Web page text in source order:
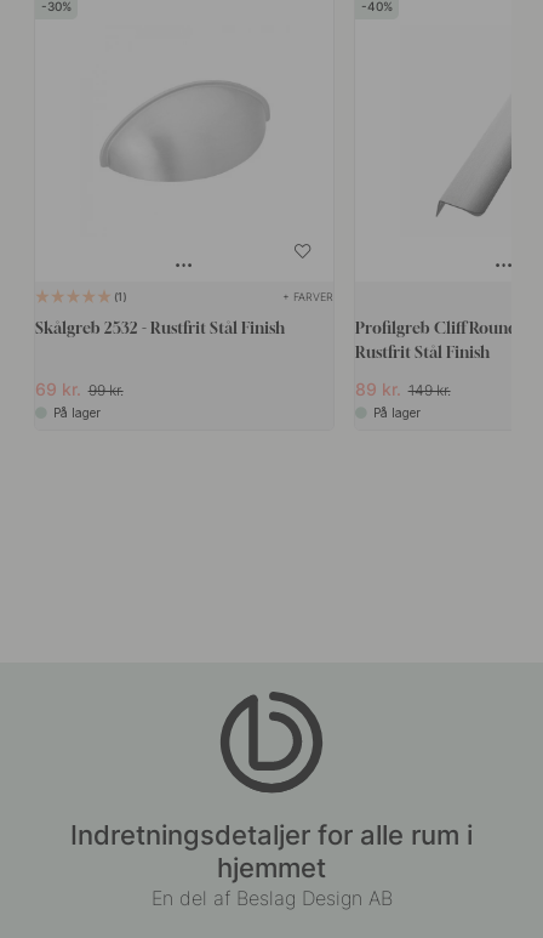
30
1 + FARVER
Skålgreb 2532 - Rustfrit Stål Finish
69 kr. 99 kr.
På lager
40
Profilgreb Cliff Round -
Rustfrit Stål Finish
89 kr. 149 kr.
På lager
Indretningsdetaljer for alle rum i
hjemmet
En del af Beslag Design AB